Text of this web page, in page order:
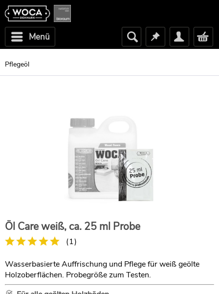
Menü
Pflegeöl
Öl Care weiß, ca. 25 ml Probe
(1)
Wasserbasierte Auffrischung und Pflege für weiß geölte
Holzoberflächen. Probegröße zum Testen.